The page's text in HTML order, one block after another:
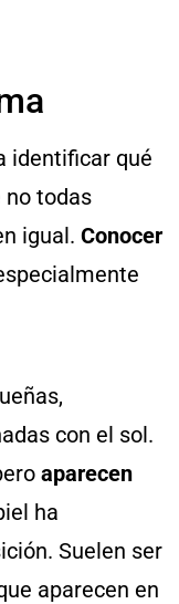
identificar qué
no todas
igual. Conocer
con el sol.
aparecen
ha
Suelen ser
aparecen en